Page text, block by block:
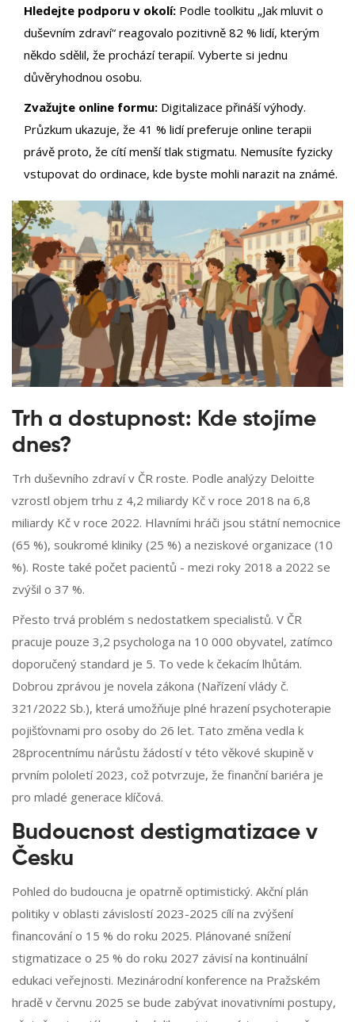
Hledejte podporu v okolí: Podle toolkitu „Jak mluvit o
duševním zdraví“ reagovalo pozitivně 82 % lidí, kterým
někdo sdělil, že prochází terapií. Vyberte si jednu
důvěryhodnou osobu.
Zvažujte online formu: Digitalizace přináší výhody.
Průzkum ukazuje, že 41 % lidí preferuje online terapii
právě proto, že cítí menší tlak stigmatu. Nemusíte fyzicky
vstupovat do ordinace, kde byste mohli narazit na známé.
Trh a dostupnost: Kde stojíme
dnes?
Trh duševního zdraví v ČR roste. Podle analýzy Deloitte
vzrostl objem trhu z 4,2 miliardy Kč v roce 2018 na 6,8
miliardy Kč v roce 2022. Hlavními hráči jsou státní nemocnice
(65 %), soukromé kliniky (25 %) a neziskové organizace (10
%). Roste také počet pacientů - mezi roky 2018 a 2022 se
zvýšil o 37 %.
Přesto trvá problém s nedostatkem specialistů. V ČR
pracuje pouze 3,2 psychologa na 10 000 obyvatel, zatímco
doporučený standard je 5. To vede k čekacím lhůtám.
Dobrou zprávou je novela zákona (Nařízení vlády č.
321/2022 Sb.), která umožňuje plné hrazení psychoterapie
pojišťovnami pro osoby do 26 let. Tato změna vedla k
28procentnímu nárůstu žádostí v této věkové skupině v
prvním pololetí 2023, což potvrzuje, že finanční bariéra je
pro mladé generace klíčová.
Budoucnost destigmatizace v
Česku
Pohled do budoucna je opatrně optimistický. Akční plán
politiky v oblasti závislostí 2023-2025 cílí na zvýšení
financování o 15 % do roku 2025. Plánované snížení
stigmatizace o 25 % do roku 2027 závisí na kontinuální
edukaci veřejnosti. Mezinárodní konference na Pražském
hradě v červnu 2025 se bude zabývat inovativními postupy,